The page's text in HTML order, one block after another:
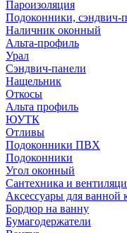
Пароизоляция
Подоконники, сэндвич-
Наличник оконный
Альта-профиль
Урал
Сэндвич-панели
Нащельник
Откосы
Альта профиль
ЮУТК
Отливы
Подоконники ПВХ
Подоконники
Угол оконный
Сантехника и
Аксессуары для ванной
Бордюр на ванну
Бумагодержатели